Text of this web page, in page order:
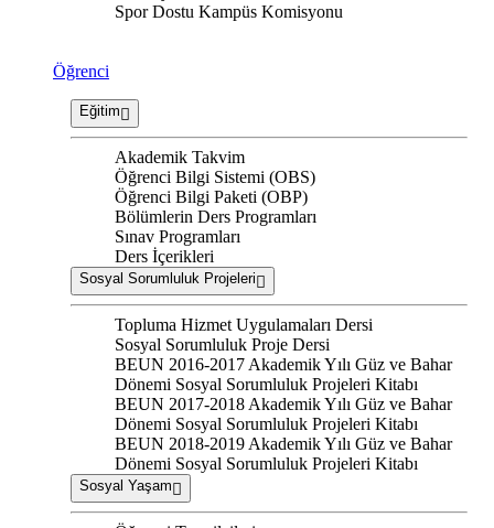
Spor Dostu Kampüs Komisyonu
Öğrenci
Eğitim
Akademik Takvim
Öğrenci Bilgi Sistemi (OBS)
Öğrenci Bilgi Paketi (OBP)
Bölümlerin Ders Programları
Sınav Programları
Ders İçerikleri
Sosyal Sorumluluk Projeleri
Topluma Hizmet Uygulamaları Dersi
Sosyal Sorumluluk Proje Dersi
BEUN 2016-2017 Akademik Yılı Güz ve Bahar
Dönemi Sosyal Sorumluluk Projeleri Kitabı
BEUN 2017-2018 Akademik Yılı Güz ve Bahar
Dönemi Sosyal Sorumluluk Projeleri Kitabı
BEUN 2018-2019 Akademik Yılı Güz ve Bahar
Dönemi Sosyal Sorumluluk Projeleri Kitabı
Sosyal Yaşam